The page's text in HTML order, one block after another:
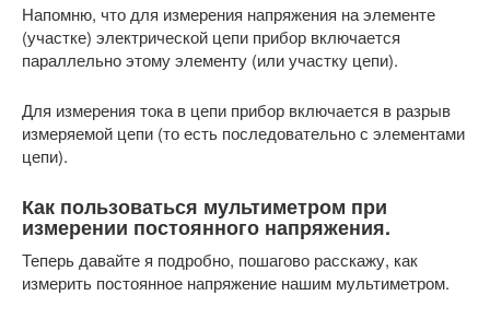
Напомню, что для измерения напряжения на элементе
(участке) электрической цепи прибор включается
параллельно этому элементу (или участку цепи).
Для измерения тока в цепи прибор включается в разрыв
измеряемой цепи (то есть последовательно с элементами
цепи).
Как пользоваться мультиметром при
измерении постоянного напряжения.
Теперь давайте я подробно, пошагово расскажу, как
измерить постоянное напряжение нашим мультиметром.